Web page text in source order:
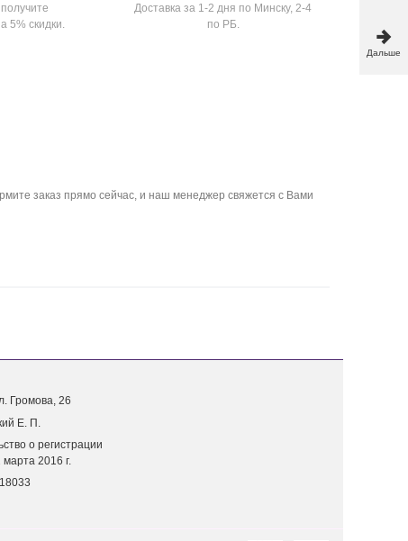
5% скидки.
Доставка за 1-2 дня по Минску, 2-4
по РБ.
заказ прямо сейчас, и наш менеджер свяжется с Вами
Громова, 26
Е. П.
о регистрации
2016 г.
Дальше